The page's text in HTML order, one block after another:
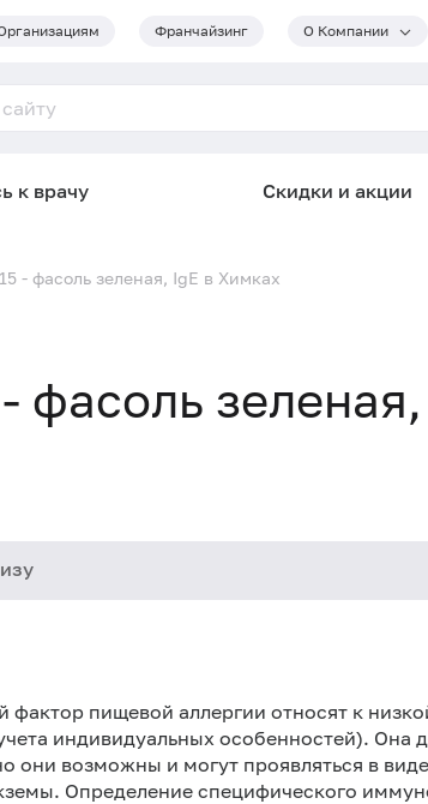
Франчайзинг О Компании
к врачу Скидки и акции
- фасоль зеленая, IgE в Химках
фасоль
фактор пищевой аллергии относят к
индивидуальных особенностей). Она
они возможны и могут проявляться в
Определение специфического